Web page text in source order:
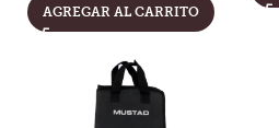
AGREGAR AL CARRITO